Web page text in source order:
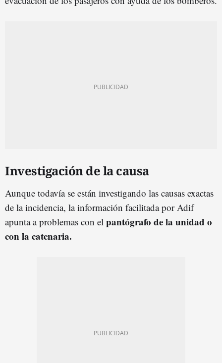
Investigación de la causa
Aunque todavía se están investigando las causas exactas
de la incidencia, la información facilitada por Adif
apunta a problemas con el pantógrafo de la unidad o
con la catenaria.